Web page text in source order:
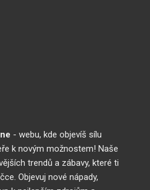
- webu, kde objevíš sílu
k novým možnostem! Naše
trendů a zábavy, které ti
Objevuj nové nápady,